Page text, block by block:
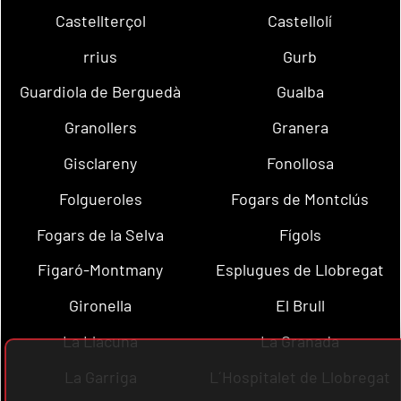
Castellterçol
Castellolí
rrius
Gurb
Guardiola de Berguedà
Gualba
Granollers
Granera
Gisclareny
Fonollosa
Folgueroles
Fogars de Montclús
Fogars de la Selva
Fígols
Figaró-Montmany
Esplugues de Llobregat
Gironella
El Brull
La Llacuna
La Granada
La Garriga
L´Hospitalet de Llobregat